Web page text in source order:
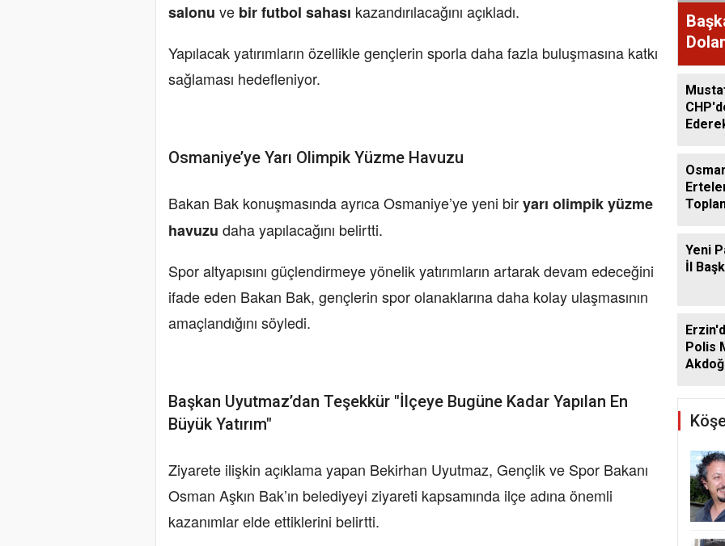
salonu ve bir futbol sahası kazandırılacağını açıkladı.
Yapılacak yatırımların özellikle gençlerin sporla daha fazla buluşmasına katkı
sağlaması hedefleniyor.
Osmaniye’ye Yarı Olimpik Yüzme Havuzu
Bakan Bak konuşmasında ayrıca Osmaniye’ye yeni biryarı olimpik yüzme
havuzu daha yapılacağını belirtti.
Spor altyapısını güçlendirmeye yönelik yatırımların artarak devam edeceğini
ifade eden Bakan Bak, gençlerin spor olanaklarına daha kolay ulaşmasının
amaçlandığını söyledi.
Başkan Uyutmaz’dan Teşekkür "İlçeye Bugüne Kadar Yapılan En
Büyük Yatırım"
Ziyarete ilişkin açıklama yapan Bekirhan Uyutmaz, Gençlik ve Spor Bakanı
Osman Aşkın Bak’ın belediyeyi ziyareti kapsamında ilçe adına önemli
kazanımlar elde ettiklerini belirtti.
Yeni
İl
Polis